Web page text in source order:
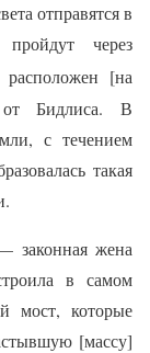
отправятся в
через
[на
Бидлиса. В
с течением
такая
законная жена
в самом
мост, которые
[массу]